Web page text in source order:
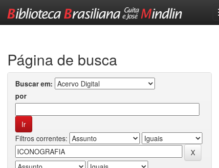
Página de busca
Buscar em:
por
Filtros correntes: